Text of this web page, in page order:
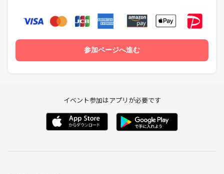
参加ページへ進む
イベント参加はアプリが必要です